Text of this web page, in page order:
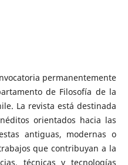
permanentemente
de Filosofía de la
La revista está destinada
orientados hacia las
antiguas, modernas o
que contribuyan a la
técnicas y tecnologías